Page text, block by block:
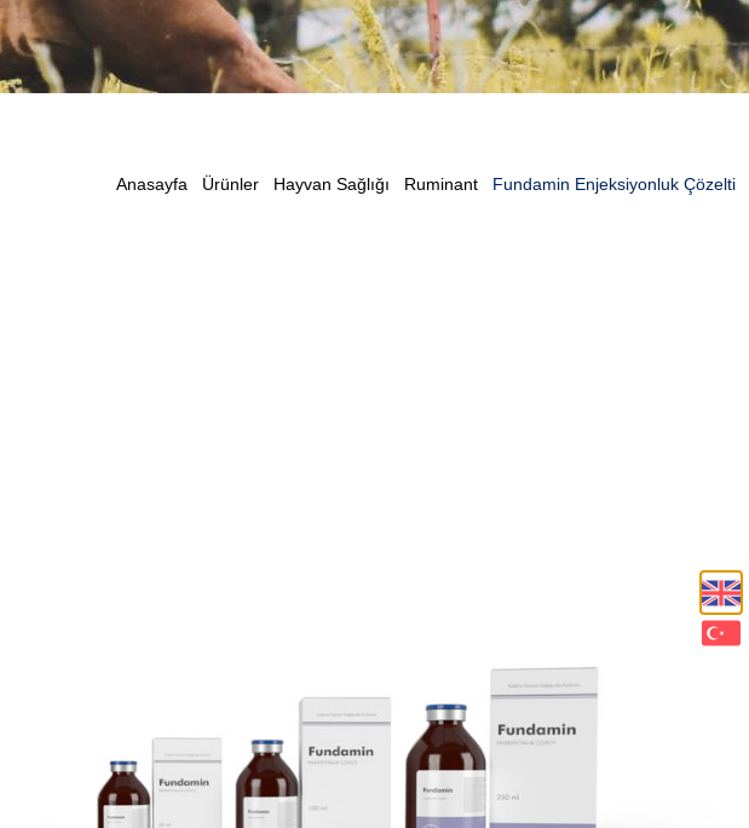
Anasayfa Ürünler Hayvan Sağlığı Ruminant Fundamin Enjeksiyonluk Çözelti